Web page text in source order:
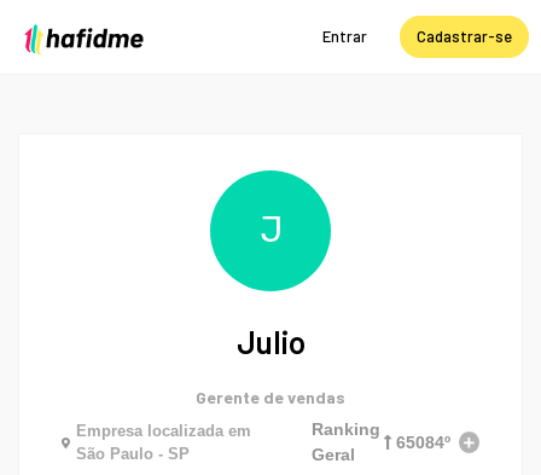
Entrar Cadastrar-se
J
Julio
Gerente de vendas
Empresa localizada em
São Paulo - SP
Ranking
Geral
65084º